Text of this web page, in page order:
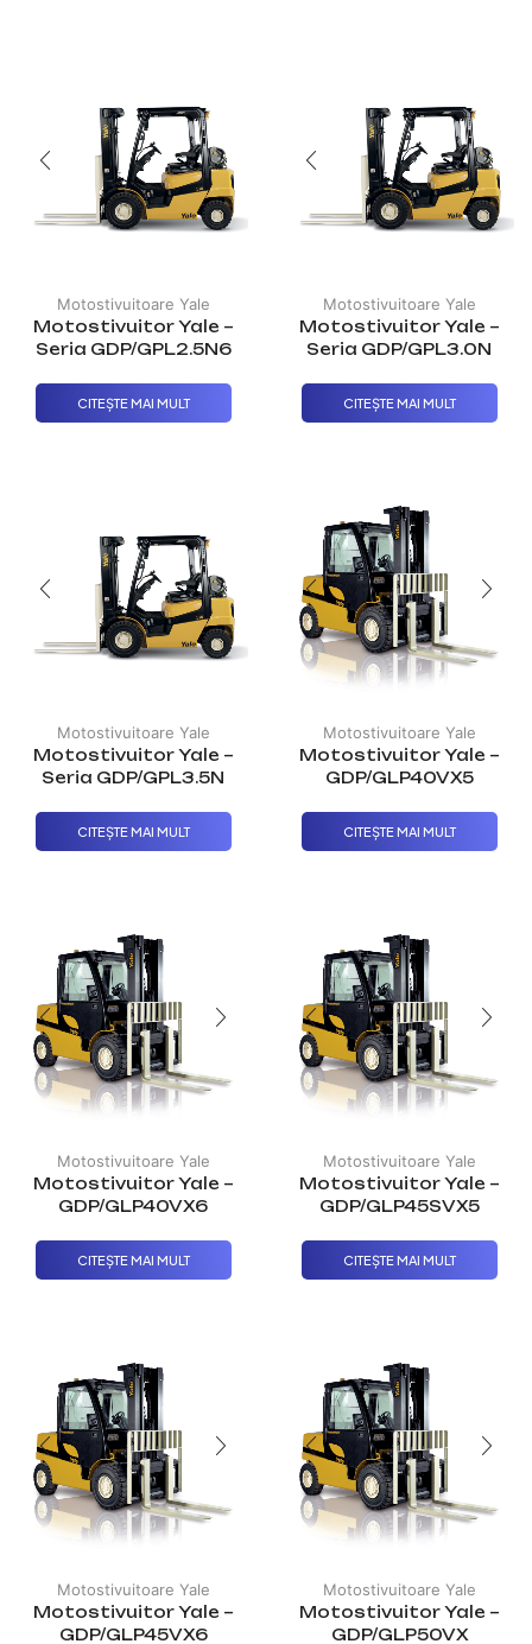
Motostivuitoare Yale
Motostivuitor Yale –
Seria GDP/GPL2.5N6
CITEȘTE MAI MULT
Motostivuitoare Yale
Motostivuitor Yale –
Seria GDP/GPL3.0N
CITEȘTE MAI MULT
Motostivuitoare Yale
Motostivuitor Yale –
Seria GDP/GPL3.5N
CITEȘTE MAI MULT
Motostivuitoare Yale
Motostivuitor Yale –
GDP/GLP40VX5
CITEȘTE MAI MULT
Motostivuitoare Yale
Motostivuitor Yale –
GDP/GLP40VX6
CITEȘTE MAI MULT
Motostivuitoare Yale
Motostivuitor Yale –
GDP/GLP45SVX5
CITEȘTE MAI MULT
Motostivuitoare Yale
Motostivuitor Yale –
GDP/GLP45VX6
Motostivuitoare Yale
Motostivuitor Yale –
GDP/GLP50VX